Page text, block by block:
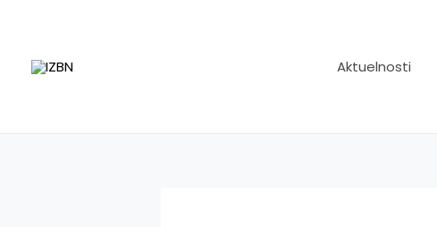
content
Aktuelnosti